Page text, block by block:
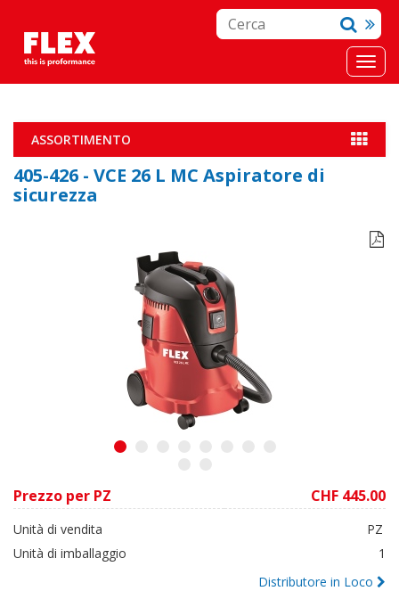
ASSORTIMENTO
405-426 - VCE 26 L MC Aspiratore di
sicurezza

1
Prezzo per PZ CHF 445.00
Unità di vendita
PZ
Unità di imballaggio
1
Distributore in Loco